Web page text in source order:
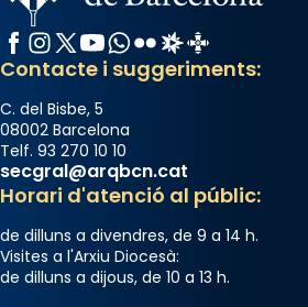
Facebook
Instagram
X / Twitter
YouTube
WhatsApp
FlickrRadio Estel
Catalunya
Contacte i suggeriments:
C. del Bisbe, 5
08002 Barcelona
Telf. 93 270 10 10
secgral@arqbcn.cat
Horari d'atenció al públic:
de dilluns a divendres, de 9 a 14 h.
Visites a l'Arxiu Diocesà:
de dilluns a dijous, de 10 a 13 h.